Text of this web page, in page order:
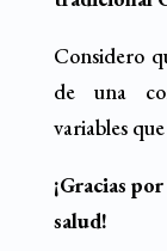
Considero
de una
variables
¡Gracias
salud!